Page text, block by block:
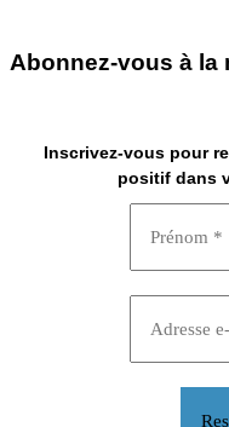
Abonnez-vous à la
Inscrivez-vous pour
positif dans